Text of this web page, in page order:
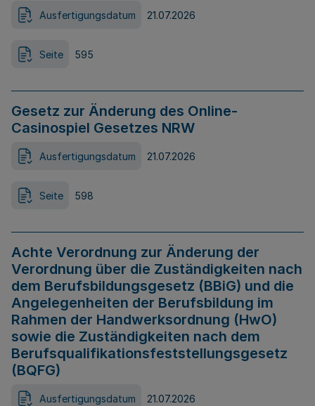
Ausfertigungsdatum 21.07.2026
Seite 595
Gesetz zur Änderung des Online-
Casinospiel Gesetzes NRW
Ausfertigungsdatum 21.07.2026
Seite 598
Achte Verordnung zur Änderung der
Verordnung über die Zuständigkeiten nach
dem Berufsbildungsgesetz (BBiG) und die
Angelegenheiten der Berufsbildung im
Rahmen der Handwerksordnung (HwO)
sowie die Zuständigkeiten nach dem
Berufsqualifikationsfeststellungsgesetz
(BQFG)
Ausfertigungsdatum 21.07.2026